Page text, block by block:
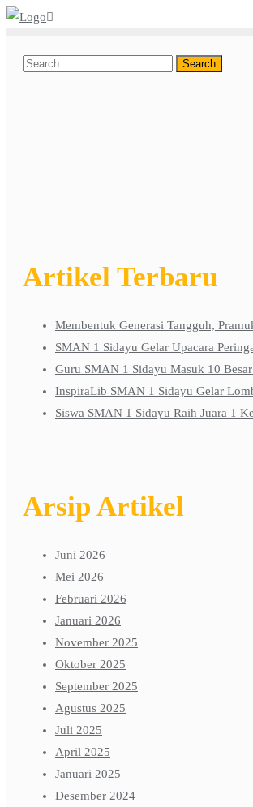
Skip
content
Artikel Terbaru
Membentuk Generasi Tangguh,
SMAN 1 Sidayu Gelar Upacara
Guru SMAN 1 Sidayu Masuk 10
InspiraLib SMAN 1 Sidayu Gelar
Siswa SMAN 1 Sidayu Raih Juara 1
Arsip Artikel
Juni 2026
Mei 2026
Februari 2026
Januari 2026
November 2025
Oktober 2025
September 2025
Agustus 2025
Juli 2025
April 2025
Januari 2025
Desember 2024